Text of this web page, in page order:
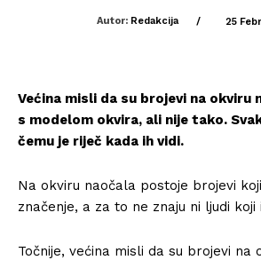
Autor: Redakcija / 25
Većina misli da su brojevi na okviru
s modelom okvira, ali nije tako.
čemu je riječ kada ih vidi.
Na okviru naočala postoje brojevi
značenje, a za to ne znaju ni ljudi koji
Točnije, većina misli da su brojevi na